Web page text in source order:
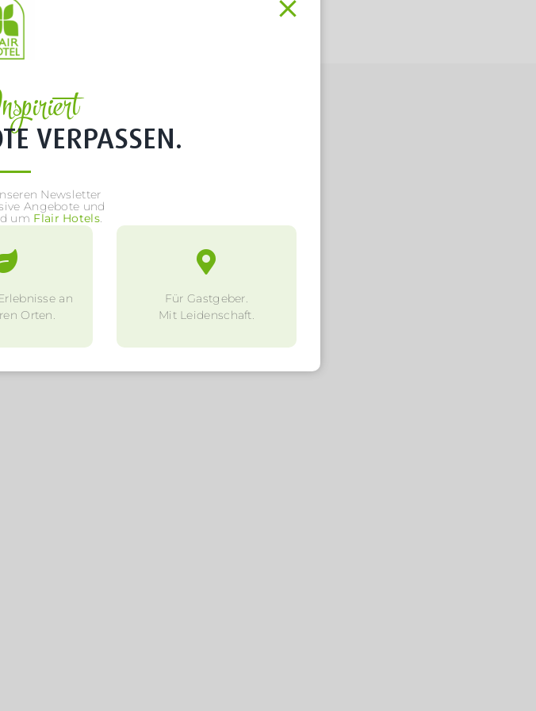
VERPASSEN.
Newsletter
Angebote und
um Flair Hotels.
an
Orten.
Für Gastgeber.
Mit Leidenschaft.